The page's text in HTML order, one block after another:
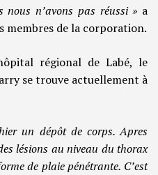
nous n’avons pas réussi » a
membres de la corporation.
régional de Labé, le
se trouve actuellement à
un dépôt de corps. Apres
lésions au niveau du thorax
de plaie pénétrante. C’est